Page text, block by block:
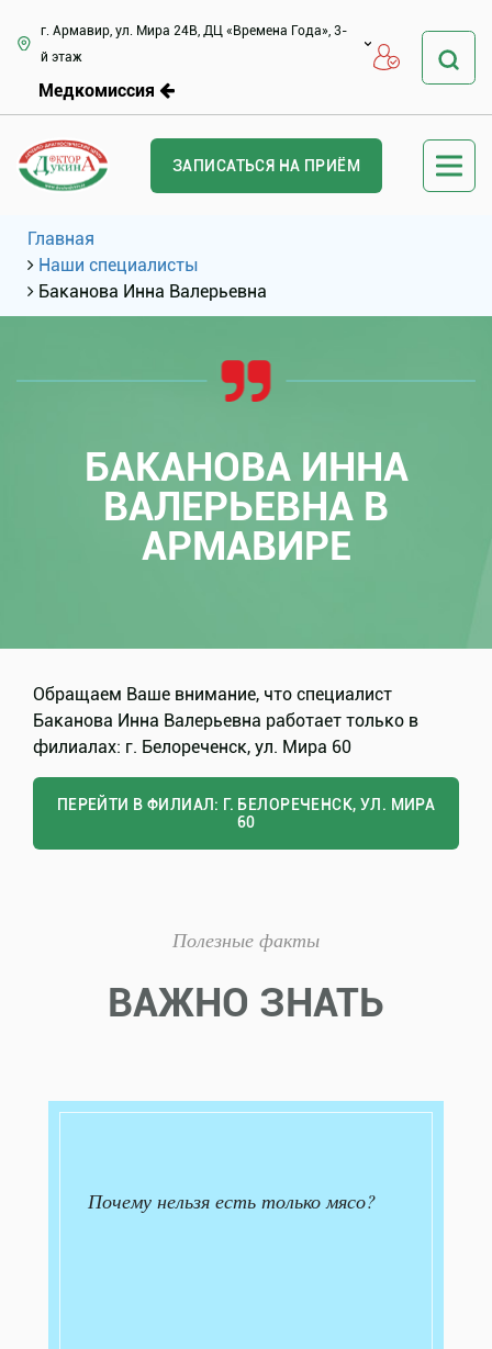
г. Армавир, ул. Мира 24В, ДЦ «Времена Года», 3-
й этаж
Медкомиссия
ЗАПИСАТЬСЯ НА ПРИЁМ
Главная
Наши специалисты
Баканова Инна Валерьевна
БАКАНОВА ИННА
ВАЛЕРЬЕВНА В
АРМАВИРЕ
Обращаем Ваше внимание, что специалист
Баканова Инна Валерьевна работает только в
филиалах: г. Белореченск, ул. Мира 60
ПЕРЕЙТИ В ФИЛИАЛ: Г. БЕЛОРЕЧЕНСК, УЛ. МИРА
60
Полезные факты
ВАЖНО ЗНАТЬ
Почему нельзя есть только мясо?